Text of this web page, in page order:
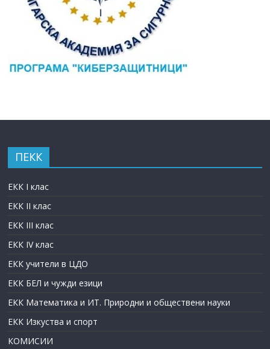
ПЕКК
ЕКК I клас
ЕКК II клас
ЕКК III клас
ЕКК IV клас
ЕКК учители в ЦДО
ЕКК БЕЛ и чужди езици
ЕКК Математика и ИТ. Природни и обществени науки
ЕКК Изкуства и спорт
КОМИСИИ